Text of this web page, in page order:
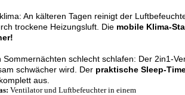
An kälteren Tagen reinigt der
trockene Heizungsluft. Die mobile Klima-
schlecht schlafen: Der 2in1-
schwächer wird. Der praktische Sleep-
aus.
Ventilator und Luftbefeuchter in einem